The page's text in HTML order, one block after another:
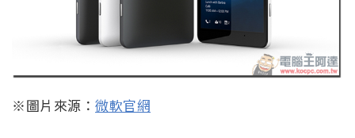
※圖片來源： 微軟官網